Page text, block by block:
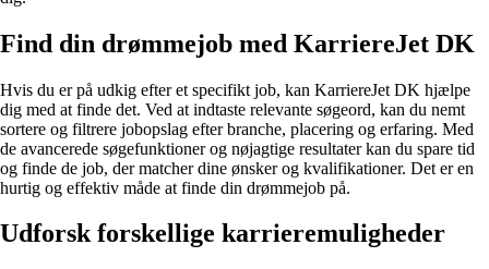
Find din drømmejob med KarriereJet DK
Hvis du er på udkig efter et specifikt job, kan KarriereJet DK hjælpe
dig med at finde det. Ved at indtaste relevante søgeord, kan du nemt
sortere og filtrere jobopslag efter branche, placering og erfaring. Med
de avancerede søgefunktioner og nøjagtige resultater kan du spare tid
og finde de job, der matcher dine ønsker og kvalifikationer. Det er en
hurtig og effektiv måde at finde din drømmejob på.
Udforsk forskellige karrieremuligheder